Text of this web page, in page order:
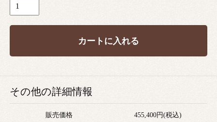
カートに入れる
その他の詳細情報
販売価格 455,400円(税込)